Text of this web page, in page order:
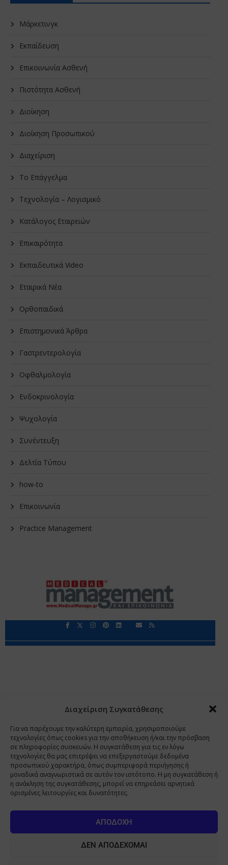
Διαχείριση Συγκατάθεσης
Για να παρέχουμε την καλύτερη εμπειρία, χρησιμοποιούμε
τεχνολογίες όπως cookies για την αποθήκευση ή/και την πρόσβαση
σε πληροφορίες συσκευών. Η συγκατάθεση για τις εν λόγω
τεχνολογίες θα μας επιτρέψει να επεξεργαστούμε δεδομένα
προσωπικού χαρακτήρα, όπως συμπεριφορά περιήγησης ή
μοναδικά αναγνωριστικά σε αυτόν τον ιστότοπο. Η μη συγκατάθεση ή
η ανάκληση της συγκατάθεσης, μπορεί να επηρεάσει αρνητικά
ορισμένες λειτουργίες και δυνατότητες.
ΑΠΟΔΟΧΉ
ΔΕΝ ΑΠΟΔΈΧΟΜΑΙ
Μάρκετινγκ
Εκπαίδευση
Επικοινωνία Ασθενή
Πιστότητα Ασθενή
Διοίκηση
Διοίκηση Προσωπικού
Διαχείριση
Το Επάγγελμα
Τεχνολογία – Λογισμικό
Κατάλογος Εταιρειών
Επικαιρότητα
Εκπαιδευτικά Video
Εταιρικά Νέα
Oρθοπαιδικά
Επιστημονικά Άρθρα
Γαστρεντερολογία
Οφθαλμολογία
Ενδοκρινολογία
Ψυχολογία
Συνέντευξη
Δελτία Τύπου
how-to
Επικοινωνία
Practice Management
Copyright 2009 - 2026 © Χαραμή Α.Ε.
www.PharmaManage.gr • www.HealthExpo.gr • www.YO.gr
•
www.GreekShares.com • www.eLearning-
PharmaManage.gr • www.Charami-SA.gr
Με την παραμονή σας σε αυτή δηλώνετε,
προβλέπονται από τις διατάξεις της παραγράφου 6 του άρθρου 22 του